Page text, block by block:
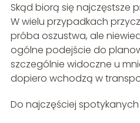
Skąd biorą się najczęstsze
W wielu przypadkach
próba oszustwa, ale
ogólne podejście do
szczególnie widoczne u
dopiero wchodzą w
Do najczęściej